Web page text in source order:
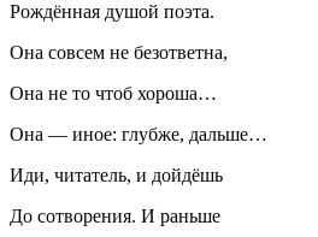
Рождённая душой поэта.
Она совсем не безответна,
Она не то чтоб хороша…
Она — иное: глубже, дальше…
Иди, читатель, и дойдёшь
До сотворения. И раньше